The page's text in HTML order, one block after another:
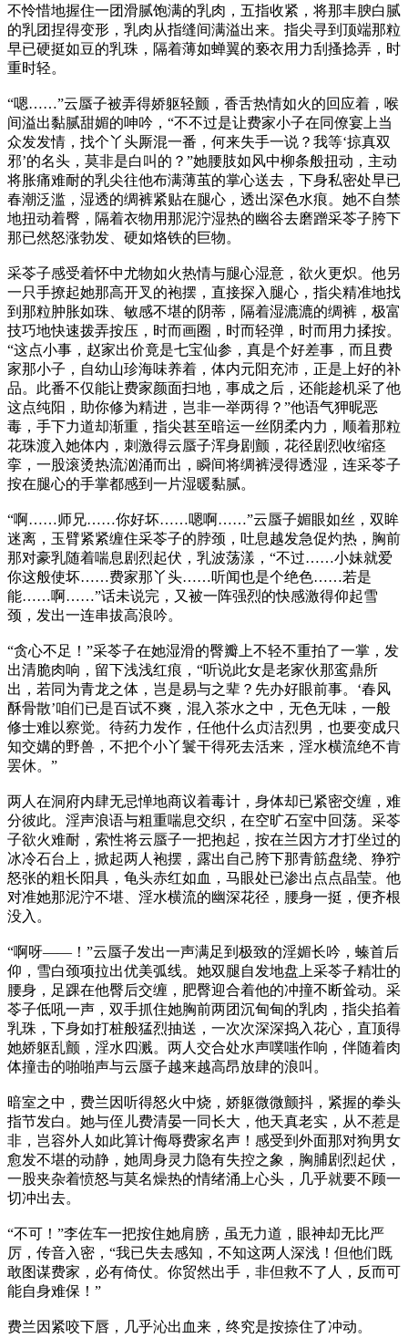
不怜惜地握住一团滑腻饱满的乳肉，五指收紧，将那丰腴白腻
的乳团捏得变形，乳肉从指缝间满溢出来。指尖寻到顶端那粒
早已硬挺如豆的乳珠，隔着薄如蝉翼的亵衣用力刮搔捻弄，时
重时轻。
“嗯……”云蜃子被弄得娇躯轻颤，香舌热情如火的回应着，喉
间溢出黏腻甜媚的呻吟，“不不过是让费家小子在同僚宴上当
众发发情，找个丫头厮混一番，何来失手一说？我等‘掠真双
邪’的名头，莫非是白叫的？”她腰肢如风中柳条般扭动，主动
将胀痛难耐的乳尖往他布满薄茧的掌心送去，下身私密处早已
春潮泛滥，湿透的绸裤紧贴在腿心，透出深色水痕。她不自禁
地扭动着臀，隔着衣物用那泥泞湿热的幽谷去磨蹭采苓子胯下
那已然怒涨勃发、硬如烙铁的巨物。
采苓子感受着怀中尤物如火热情与腿心湿意，欲火更炽。他另
一只手撩起她那高开叉的袍摆，直接探入腿心，指尖精准地找
到那粒肿胀如珠、敏感不堪的阴蒂，隔着湿漉漉的绸裤，极富
技巧地快速拨弄按压，时而画圈，时而轻弹，时而用力揉按。
“这点小事，赵家出价竟是七宝仙参，真是个好差事，而且费
家那小子，自幼山珍海味养着，体内元阳充沛，正是上好的补
品。此番不仅能让费家颜面扫地，事成之后，还能趁机采了他
这点纯阳，助你修为精进，岂非一举两得？”他语气狎昵恶
毒，手下力道却渐重，指尖甚至暗运一丝阴柔内力，顺着那粒
花珠渡入她体内，刺激得云蜃子浑身剧颤，花径剧烈收缩痉
挛，一股滚烫热流汹涌而出，瞬间将绸裤浸得透湿，连采苓子
按在腿心的手掌都感到一片湿暖黏腻。
“啊……师兄……你好坏……嗯啊……”云蜃子媚眼如丝，双眸
迷离，玉臂紧紧缠住采苓子的脖颈，吐息越发急促灼热，胸前
那对豪乳随着喘息剧烈起伏，乳波荡漾，“不过……小妹就爱
你这般使坏……费家那丫头……听闻也是个绝色……若是
能……啊……”话未说完，又被一阵强烈的快感激得仰起雪
颈，发出一连串拔高浪吟。
“贪心不足！”采苓子在她湿滑的臀瓣上不轻不重拍了一掌，发
出清脆肉响，留下浅浅红痕，“听说此女是老家伙那鸾鼎所
出，若同为青龙之体，岂是易与之辈？先办好眼前事。‘春风
酥骨散’咱们已是百试不爽，混入茶水之中，无色无味，一般
修士难以察觉。待药力发作，任他什么贞洁烈男，也要变成只
知交媾的野兽，不把个小丫鬟干得死去活来，淫水横流绝不肯
罢休。”
两人在洞府内肆无忌惮地商议着毒计，身体却已紧密交缠，难
分彼此。淫声浪语与粗重喘息交织，在空旷石室中回荡。采苓
子欲火难耐，索性将云蜃子一把抱起，按在兰因方才打坐过的
冰冷石台上，掀起两人袍摆，露出自己胯下那青筋盘绕、狰狞
怒张的粗长阳具，龟头赤红如血，马眼处已渗出点点晶莹。他
对准她那泥泞不堪、淫水横流的幽深花径，腰身一挺，便齐根
没入。
“啊呀——！”云蜃子发出一声满足到极致的淫媚长吟，螓首后
仰，雪白颈项拉出优美弧线。她双腿自发地盘上采苓子精壮的
腰身，足踝在他臀后交缠，肥臀迎合着他的冲撞不断耸动。采
苓子低吼一声，双手抓住她胸前两团沉甸甸的乳肉，指尖掐着
乳珠，下身如打桩般猛烈抽送，一次次深深捣入花心，直顶得
她娇躯乱颤，淫水四溅。两人交合处水声噗嗤作响，伴随着肉
体撞击的啪啪声与云蜃子越来越高昂放肆的浪叫。
暗室之中，费兰因听得怒火中烧，娇躯微微颤抖，紧握的拳头
指节发白。她与侄儿费清晏一同长大，他天真老实，从不惹是
非，岂容外人如此算计侮辱费家名声！感受到外面那对狗男女
愈发不堪的动静，她周身灵力隐有失控之象，胸脯剧烈起伏，
一股夹杂着愤怒与莫名燥热的情绪涌上心头，几乎就要不顾一
切冲出去。
“不可！”李佐车一把按住她肩膀，虽无力道，眼神却无比严
厉，传音入密，“我已失去感知，不知这两人深浅！但他们既
敢图谋费家，必有倚仗。你贸然出手，非但救不了人，反而可
能自身难保！”
费兰因紧咬下唇，几乎沁出血来，终究是按捺住了冲动。